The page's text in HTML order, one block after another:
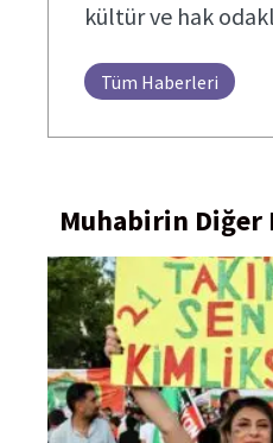
kültür ve hak
Tüm Haberleri
Muhabirin Diğer